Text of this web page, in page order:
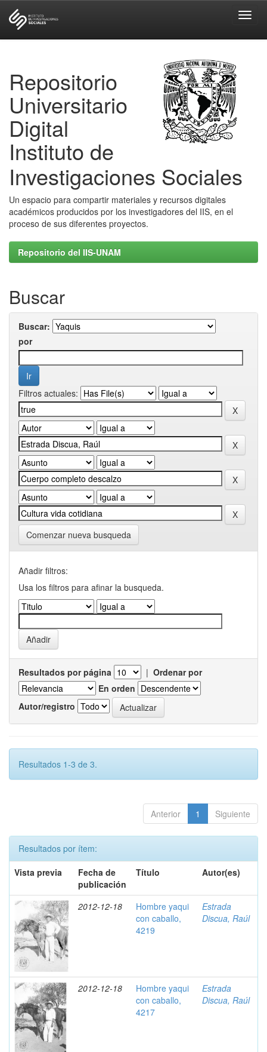
Repositorio
Universitario
Digital
Instituto de
Investigaciones Sociales
Un espacio para compartir materiales y recursos digitales
académicos producidos por los investigadores del IIS, en el
proceso de sus diferentes proyectos.
Repositorio del IIS-UNAM
Buscar
Buscar:
por
Filtros actuales:
Comenzar nueva busqueda
Añadir filtros:
Usa los filtros para afinar la busqueda.
Resultados por página | Ordenar por
En orden
Autor/registro
Resultados 1-3 de 3.
Anterior 1 Siguiente
Resultados por ítem:
Vista previa
Fecha de
publicación
Título Autor(es)
2012-12-18
Hombre yaqui
con caballo,
4219
Estrada
Discua, Raúl
2012-12-18
Hombre yaqui
con caballo,
4217
Estrada
Discua, Raúl